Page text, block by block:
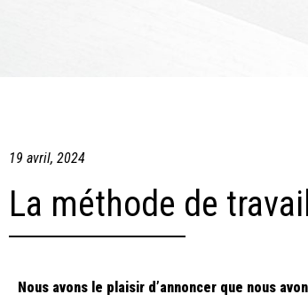
19 avril, 2024
La méthode de
Nous avons le plaisir d’annoncer que nous